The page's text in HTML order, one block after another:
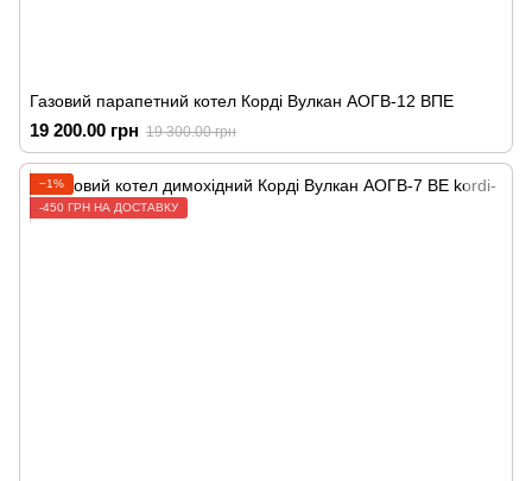
Газовий парапетний котел Корді Вулкан АОГВ-12 ВПЕ
19 200.00 грн 19 300.00 грн
−1%
-450 ГРН НА ДОСТАВКУ